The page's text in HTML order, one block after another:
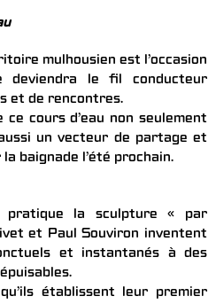
mulhousien est l’occasion
deviendra le fil conducteur
et de rencontres.
cours d’eau non seulement
un vecteur de partage et
baignade l’été prochain.
pratique la sculpture « par
et Paul Souviron inventent
et instantanés à des
établissent leur premier